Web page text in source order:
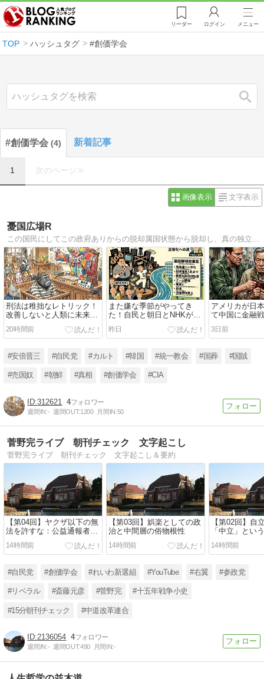
リーダー ログイン メニュー
TOP ハッシュタグ #創価学会
検索
#創価学会 4 新着記事
1 次のページ≫
画像表示 文字表示
憂国広場R
この国民にしてこの政府ありからの脱却属国状態から脱却し、真の独立を勝ち取ろう。マスコミ報道の虚偽を暴く正義のブログ。
刑法は稚拙なレトリック！
改善しないと人類に未来な
20時間前
また嫌な季節がやってき
た！自民と朝日とNHKが跋
扈する夏の甲子園地獄絵圖
昨日
アメリカが日
て中国に金融
たのが協調介
た
3日前
#安倍晋三 #自民党 #カルト #韓国 #統一教会 #国葬 #国賊
#売国奴 #朝鮮 #真相 #創価学会 #CIA
312621 4
週間IN:- 週間OUT:1200 月間IN:50
菅野完ライブ 朝刊チェック 文字起こし
菅野完ライブ 朝刊チェック 文字起こし＆要約
【第04回】ヤクザ以下の無
法を許すな：公益通報者探
索の違法性
14時間前
【第03回】娯楽としての政
治と中間層の俗物根性
14時間前
【第02回】自
「中立」とい
14時間前
#自民党 #創価学会 #れいわ新選組 #YouTube #右翼 #参政党
#リベラル #斎藤元彦 #菅野完 #十五年戦争小史
#15分朝刊チェック #中道改革連合
2136054 4
週間IN:- 週間OUT:490 月間IN:-